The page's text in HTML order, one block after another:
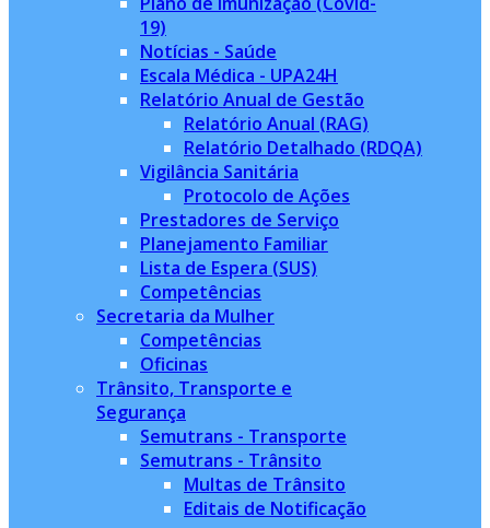
19)
Notícias - Saúde
Escala Médica - UPA24H
Relatório Anual de Gestão
Relatório Anual (RAG)
Relatório Detalhado (RDQA)
Vigilância Sanitária
Protocolo de Ações
Prestadores de Serviço
Planejamento Familiar
Lista de Espera (SUS)
Competências
Secretaria da Mulher
Competências
Oficinas
Trânsito, Transporte e
Segurança
Semutrans - Transporte
Semutrans - Trânsito
Multas de Trânsito
Editais de Notificação